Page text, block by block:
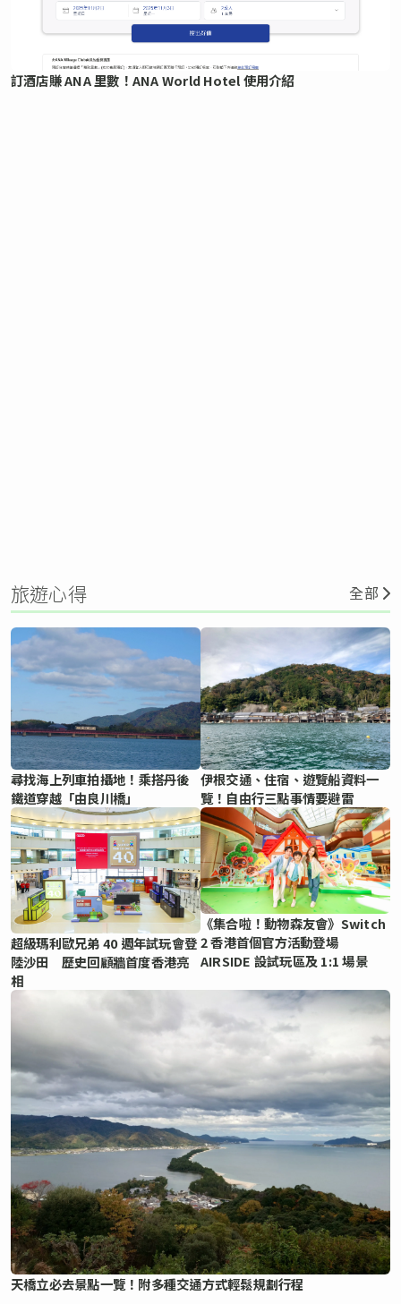
訂酒店賺 ANA 里數！ANA World Hotel 使用介紹
旅遊心得 全部
尋找海上列車拍攝地！乘搭丹後
鐵道穿越「由良川橋」
伊根交通、住宿、遊覽船資料一
覽！自由行三點事情要避雷
超級瑪利歐兄弟 40 週年試玩會登
陸沙田 歷史回顧牆首度香港亮
相
《集合啦！動物森友會》Switch
2 香港首個官方活動登場
AIRSIDE 設試玩區及 1:1 場景
天橋立必去景點一覽！附多種交通方式輕鬆規劃行程